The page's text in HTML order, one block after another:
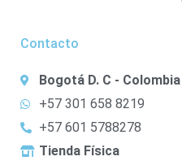
Contacto
Bogotá D. C - Colombia
+57 301 658 8219
+57 601 5788278
Tienda Física